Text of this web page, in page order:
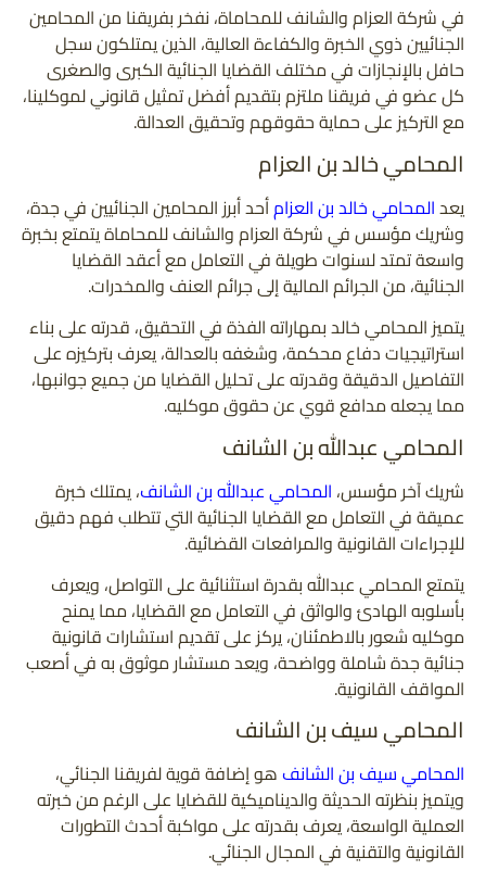
في شركة العزام والشانف للمحاماة، نفخر بفريقنا من المحامين
الجنائيين ذوي الخبرة والكفاءة العالية، الذين يمتلكون سجل
حافل بالإنجازات في مختلف القضايا الجنائية الكبرى والصغرى
كل عضو في فريقنا ملتزم بتقديم أفضل تمثيل قانوني لموكلينا،
مع التركيز على حماية حقوقهم وتحقيق العدالة.
المحامي خالد بن العزام
يعدالمحامي خالد بن العزامأحد أبرز المحامين الجنائيين في جدة،
وشريك مؤسس في شركة العزام والشانف للمحاماة يتمتع بخبرة
واسعة تمتد لسنوات طويلة في التعامل مع أعقد القضايا
الجنائية، من الجرائم المالية إلى جرائم العنف والمخدرات.
يتميز المحامي خالد بمهاراته الفذة في التحقيق، قدرته على بناء
استراتيجيات دفاع محكمة، وشغفه بالعدالة، يعرف بتركيزه على
التفاصيل الدقيقة وقدرته على تحليل القضايا من جميع جوانبها،
مما يجعله مدافع قوي عن حقوق موكليه.
المحامي عبدالله بن الشانف
شريك آخر مؤسس، المحامي عبدالله بن الشانف، يمتلك خبرة
عميقة في التعامل مع القضايا الجنائية التي تتطلب فهم دقيق
للإجراءات القانونية والمرافعات القضائية.
يتمتع المحامي عبدالله بقدرة استثنائية على التواصل، ويعرف
بأسلوبه الهادئ والواثق في التعامل مع القضايا، مما يمنح
موكليه شعور بالاطمئنان، يركز على تقديم استشارات قانونية
جنائية جدة شاملة وواضحة، ويعد مستشار موثوق به في أصعب
المواقف القانونية.
المحامي سيف بن الشانف
المحامي سيف بن الشانفهو إضافة قوية لفريقنا الجنائي،
ويتميز بنظرته الحديثة والديناميكية للقضايا على الرغم من خبرته
العملية الواسعة، يعرف بقدرته على مواكبة أحدث التطورات
القانونية والتقنية في المجال الجنائي.